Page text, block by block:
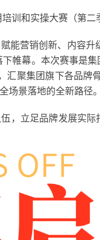
训和实操大赛（第二
能营销创新、内容升
帷幕。本次赛事是
汇聚集团旗下各品牌
场景落地的全新路径。
，立足品牌发展实